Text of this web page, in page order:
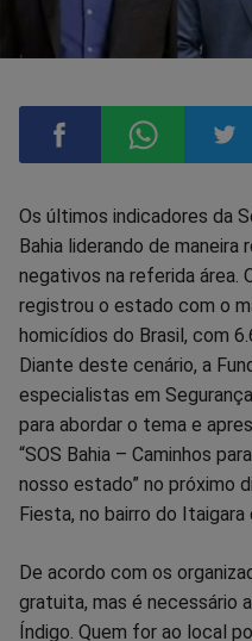
Compartilhar
no
Facebook
no
Whatsapp
no
Os últimos indicadores da
Bahia liderando de
negativos na referida área.
registrou o estado com o
homicídios do Brasil, com
Diante deste cenário, a
especialistas em
para abordar o tema e
“SOS Bahia – Caminhos
nosso estado” no próximo
Fiesta, no bairro do Itaigara
De acordo com os
gratuita, mas é necessário
Índigo. Quem for ao local